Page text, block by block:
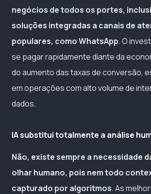
negócios de todos os portes,
soluções integradas a canais de
populares, como WhatsApp. O
se pagar rapidamente diante da
do aumento das taxas de conversão,
em operações com alto volume de
dados.
IA substitui totalmente a análise
Não, existe sempre a necessidade
olhar humano, pois nem todo
capturado por algoritmos. As